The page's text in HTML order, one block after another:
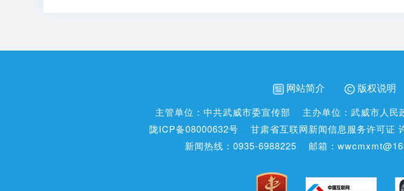
网站简介 版权说明
主管单位：中共武威市委宣传部
主办单位：武威市人民
陇ICP备08000632号
甘肃省互联网新闻信息服务许可证
新闻热线：0935-6988225
邮箱：